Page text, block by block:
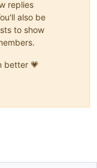
replies
also be
to show
better 💗